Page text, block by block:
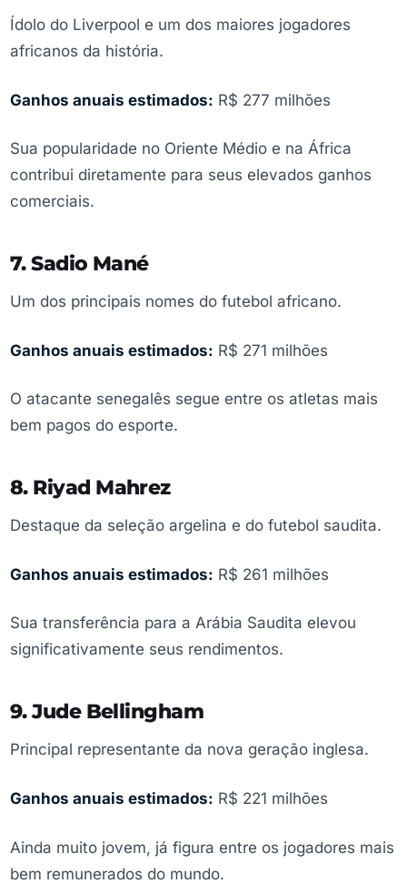
Ídolo do Liverpool e um dos maiores jogadores
africanos da história.
Ganhos anuais estimados: R$ 277 milhões
Sua popularidade no Oriente Médio e na África
contribui diretamente para seus elevados ganhos
comerciais.
7. Sadio Mané
Um dos principais nomes do futebol africano.
Ganhos anuais estimados: R$ 271 milhões
O atacante senegalês segue entre os atletas mais
bem pagos do esporte.
8. Riyad Mahrez
Destaque da seleção argelina e do futebol saudita.
Ganhos anuais estimados: R$ 261 milhões
Sua transferência para a Arábia Saudita elevou
significativamente seus rendimentos.
9. Jude Bellingham
Principal representante da nova geração inglesa.
Ganhos anuais estimados: R$ 221 milhões
Ainda muito jovem, já figura entre os jogadores mais
bem remunerados do mundo.